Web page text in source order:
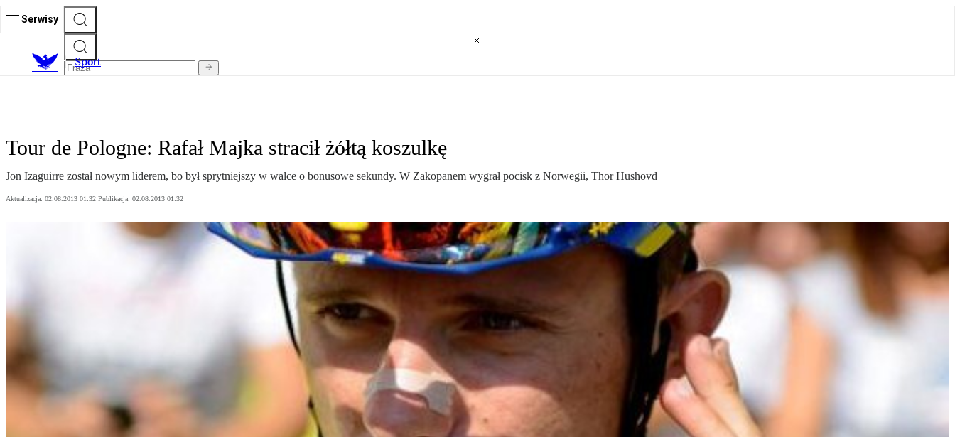
Serwisy
Sport
Tour de Pologne: Rafał Majka stracił żółtą koszulkę
Jon Izaguirre został nowym liderem, bo był sprytniejszy w walce o bonusowe sekundy. W Zakopanem wygrał pocisk z Norwegii, Thor Hushovd
Aktualizacja: 02.08.2013 01:32 Publikacja: 02.08.2013 01:32